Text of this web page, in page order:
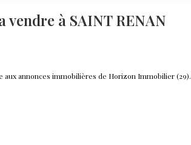
à SAINT RENAN
annonces immobilières de Horizon Immobilier (29).